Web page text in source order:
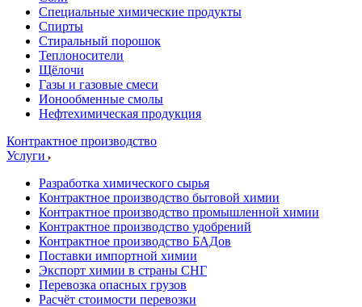
Специальные химические продукты
Спирты
Стиральный порошок
Теплоносители
Щёлочи
Газы и газовые смеси
Ионообменные смолы
Нефтехимическая продукция
Контрактное производство
Услуги
Разработка химического сырья
Контрактное производство бытовой химии
Контрактное производство промышленной химии
Контрактное производство удобрений
Контрактное производство БАДов
Поставки импортной химии
Экспорт химии в страны СНГ
Перевозка опасных грузов
Расчёт стоимости перевозки